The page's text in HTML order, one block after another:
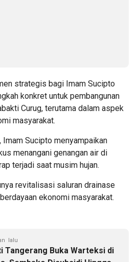
strategis bagi Imam Sucipto
konkret untuk pembangunan
Curug, terutama dalam aspek
masyarakat.
Imam Sucipto menyampaikan
menangani genangan air di
terjadi saat musim hujan.
revitalisasi saluran drainase
ekonomi masyarakat.
lalu
Tangerang Buka Warteksi di